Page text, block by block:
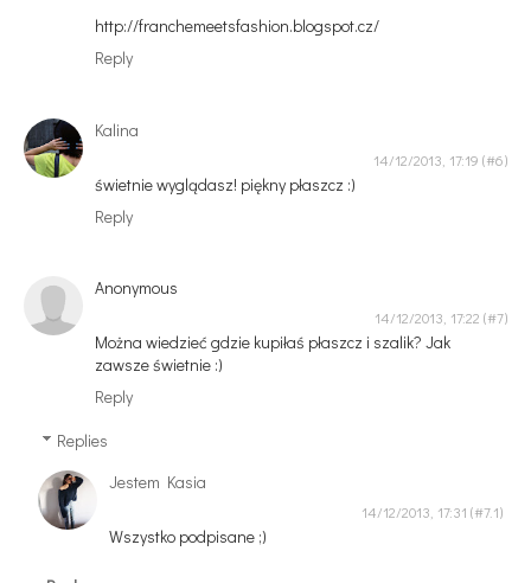
http://franchemeetsfashion.blogspot.cz/
Reply
Kalina
14/12/2013, 17:19
świetnie wyglądasz! piękny płaszcz :)
Reply
Anonymous
14/12/2013, 17:22
Można wiedzieć gdzie kupiłaś płaszcz i szalik? Jak
zawsze świetnie :)
Reply
Replies
Jestem Kasia
14/12/2013, 17:31
Wszystko podpisane ;)